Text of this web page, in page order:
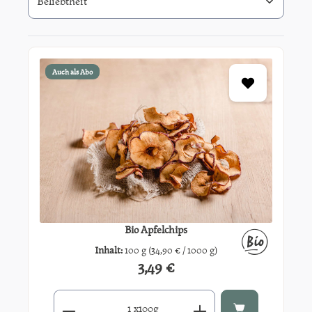
Auch als Abo
Bio Apfelchips
Inhalt:100 g (34,90 € / 1000 g)
Regulärer Preis:
3,49 €
Produkt Anzahl: Gib den gewünschten Wert ein oder benutze
x100g